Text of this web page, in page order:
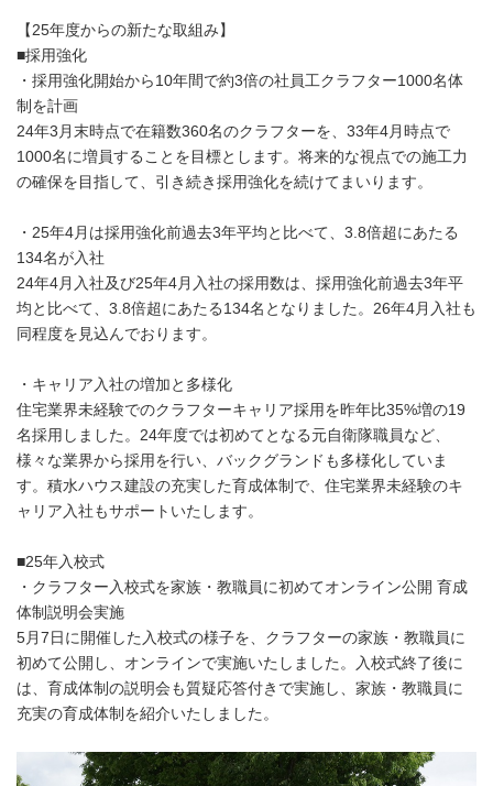
【25年度からの新たな取組み】
■採用強化
・採用強化開始から10年間で約3倍の社員工クラフター1000名体
制を計画
24年3月末時点で在籍数360名のクラフターを、33年4月時点で
1000名に増員することを目標とします。将来的な視点での施工力
の確保を目指して、引き続き採用強化を続けてまいります。
・25年4月は採用強化前過去3年平均と比べて、3.8倍超にあたる
134名が入社
24年4月入社及び25年4月入社の採用数は、採用強化前過去3年平
均と比べて、3.8倍超にあたる134名となりました。26年4月入社も
同程度を見込んでおります。
・キャリア入社の増加と多様化
住宅業界未経験でのクラフターキャリア採用を昨年比35%増の19
名採用しました。24年度では初めてとなる元自衛隊職員など、
様々な業界から採用を行い、バックグランドも多様化していま
す。積水ハウス建設の充実した育成体制で、住宅業界未経験のキ
ャリア入社もサポートいたします。
■25年入校式
・クラフター入校式を家族・教職員に初めてオンライン公開 育成
体制説明会実施
5月7日に開催した入校式の様子を、クラフターの家族・教職員に
初めて公開し、オンラインで実施いたしました。入校式終了後に
は、育成体制の説明会も質疑応答付きで実施し、家族・教職員に
充実の育成体制を紹介いたしました。